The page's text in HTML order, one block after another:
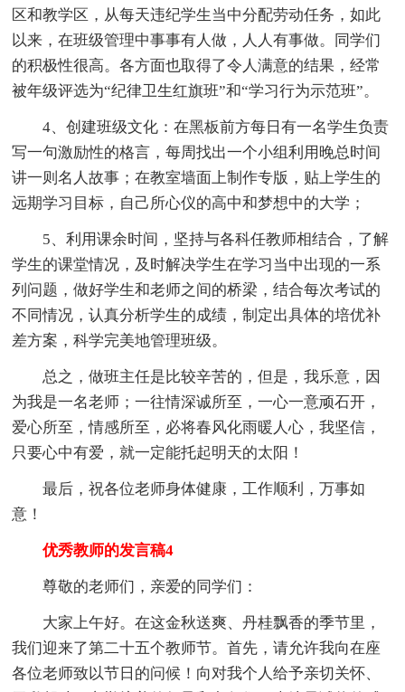
区和教学区，从每天违纪学生当中分配劳动任务，如此
以来，在班级管理中事事有人做，人人有事做。同学们
的积极性很高。各方面也取得了令人满意的结果，经常
被年级评选为“纪律卫生红旗班”和“学习行为示范班”。
4、创建班级文化：在黑板前方每日有一名学生负责
写一句激励性的格言，每周找出一个小组利用晚总时间
讲一则名人故事；在教室墙面上制作专版，贴上学生的
远期学习目标，自己所心仪的高中和梦想中的大学；
5、利用课余时间，坚持与各科任教师相结合，了解
学生的课堂情况，及时解决学生在学习当中出现的一系
列问题，做好学生和老师之间的桥梁，结合每次考试的
不同情况，认真分析学生的成绩，制定出具体的培优补
差方案，科学完美地管理班级。
总之，做班主任是比较辛苦的，但是，我乐意，因
为我是一名老师；一往情深诚所至，一心一意顽石开，
爱心所至，情感所至，必将春风化雨暖人心，我坚信，
只要心中有爱，就一定能托起明天的太阳！
最后，祝各位老师身体健康，工作顺利，万事如
意！
优秀教师的发言稿4
尊敬的老师们，亲爱的同学们：
大家上午好。在这金秋送爽、丹桂飘香的季节里，
我们迎来了第二十五个教师节。首先，请允许我向在座
各位老师致以节日的问候！向对我个人给予亲切关怀、